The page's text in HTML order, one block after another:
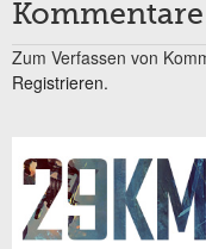
Kommentare
Zum Verfassen von
Registrieren.